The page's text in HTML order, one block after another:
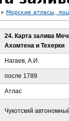
» Морские атласы,
24. Карта залива
Ахомтена и Техерки
Нагаев, А.И.
после 1789
Атлас
Чукотский